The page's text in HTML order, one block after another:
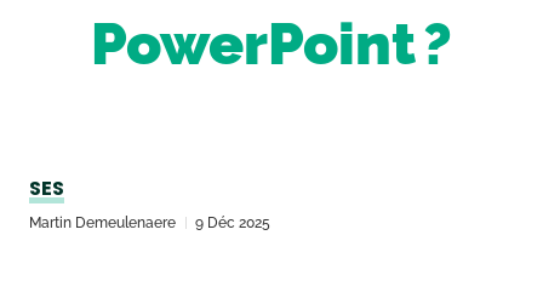
PowerPoint ?
SES
Martin Demeulenaere 9 Déc 2025